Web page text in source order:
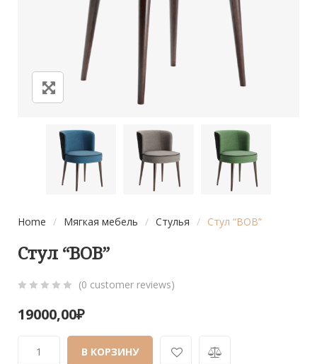
Home / Мягкая мебель / Стулья / Стул “BOB”
Стул “BOB”
out
based
(0 customer reviews)
19000,00₽
В КОРЗИНУ